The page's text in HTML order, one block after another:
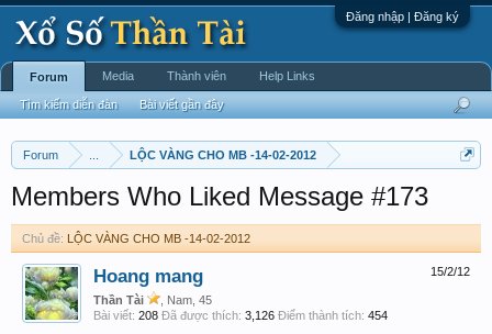
Đăng nhập | Đăng ký
Forum LỘC VÀNG CHO MB -14-02-2012
Members Who Liked Message #173
Chủ đề: LỘC VÀNG CHO MB -14-02-2012
15/2/12
Hoang mang
Thần Tài
, Nam, 45
Bài viết: 208 Đã được thích: 3,126 Điểm thành tích: 454
Forum
Tìm kiếm diễn đàn Bài viết gần đây
Media Thành viên Help Links